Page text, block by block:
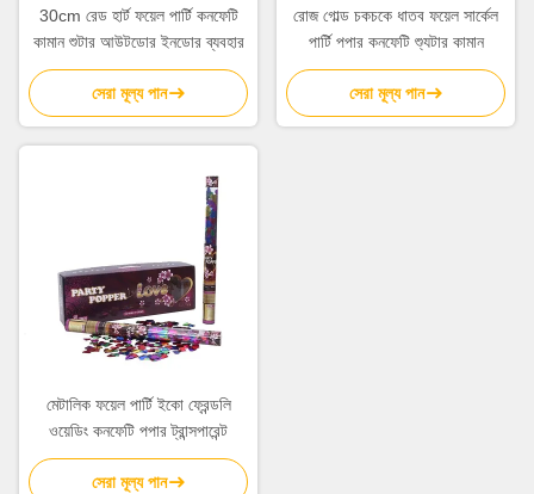
30cm রেড হার্ট ফয়েল পার্টি কনফেটি
কামান শুটার আউটডোর ইনডোর ব্যবহার
সেরা মূল্য পান
রোজ গোল্ড চকচকে ধাতব ফয়েল সার্কেল
পার্টি পপার কনফেটি শ্যুটার কামান
সেরা মূল্য পান
মেটালিক ফয়েল পার্টি ইকো ফ্রেন্ডলি
ওয়েডিং কনফেটি পপার ট্রান্সপারেন্ট
সেরা মূল্য পান